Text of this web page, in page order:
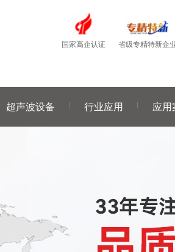
国家高企认证 省级专精特新企
超声波设备 行业应用 应用